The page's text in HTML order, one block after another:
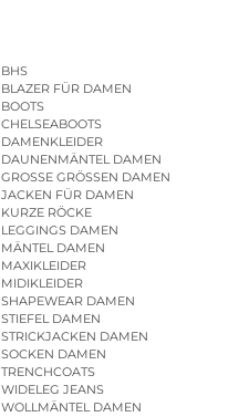
BHS
BLAZER FÜR DAMEN
BOOTS
CHELSEABOOTS
DAMENKLEIDER
DAUNENMÄNTEL DAMEN
GROSSE GRÖSSEN DAMEN
JACKEN FÜR DAMEN
KURZE RÖCKE
LEGGINGS DAMEN
MÄNTEL DAMEN
MAXIKLEIDER
MIDIKLEIDER
SHAPEWEAR DAMEN
STIEFEL DAMEN
STRICKJACKEN DAMEN
SOCKEN DAMEN
TRENCHCOATS
WIDELEG JEANS
WOLLMÄNTEL DAMEN